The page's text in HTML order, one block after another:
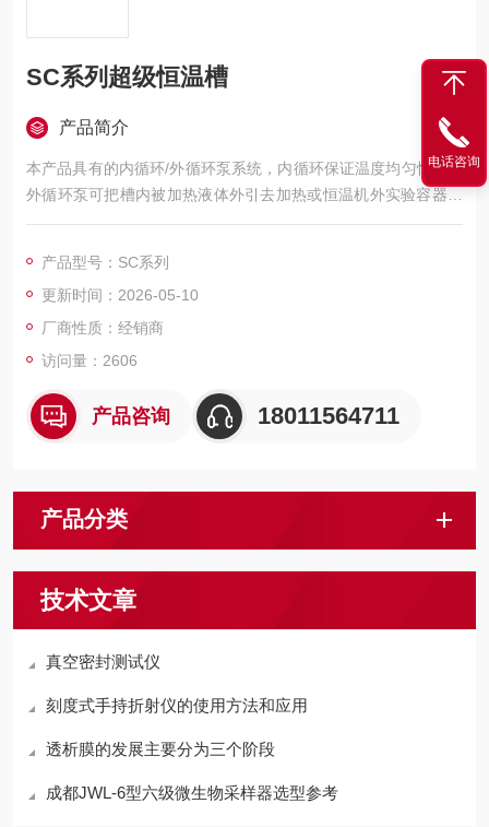
SC系列超级恒温槽
产品简介
本产品具有的内循环/外循环泵系统，内循环保证温度均匀恒定，
外循环泵可把槽内被加热液体外引去加热或恒温机外实验容器。
台式结构，外形体积小。
产品型号：SC系列
更新时间：2026-05-10
厂商性质：经销商
访问量：2606
产品咨询 18011564711
产品分类
技术文章
真空密封测试仪
刻度式手持折射仪的使用方法和应用
透析膜的发展主要分为三个阶段
成都JWL-6型六级微生物采样器选型参考
电话咨询